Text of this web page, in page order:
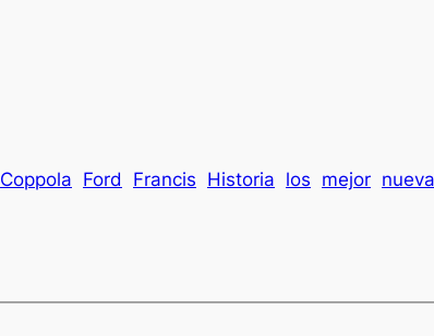
Coppola Ford Francis Historia los mejor nueva